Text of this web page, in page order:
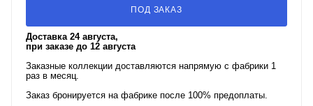
ПОД ЗАКАЗ
Доставка 24 августа,
при заказе до 12 августа
Заказные коллекции доставляются напрямую с фабрики 1
раз в месяц.
Заказ бронируется на фабрике после 100% предоплаты.